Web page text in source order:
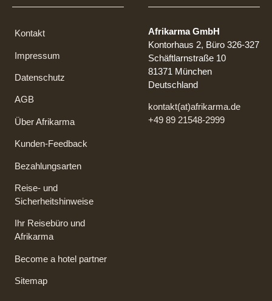
Kontakt
Impressum
Datenschutz
AGB
Über Afrikarma
Kunden-Feedback
Bezahlungsarten
Reise- und
Sicherheitshinweise
Ihr Reisebüro und
Afrikarma
Become a hotel partner
Sitemap
Afrikarma GmbH
Kontorhaus 2, Büro 326-327
Schäftlarnstraße 10
81371 München
Deutschland
kontakt(at)afrikarma.de
+49 89 21548-2999